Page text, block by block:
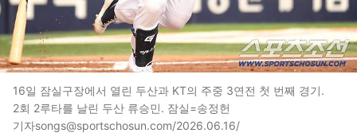
16일 잠실구장에서 열린 두산과 KT의 주중 3연전 첫 번째 경기.
2회 2루타를 날린 두산 류승민. 잠실=송정헌
기자songs@sportschosun.com/2026.06.16/